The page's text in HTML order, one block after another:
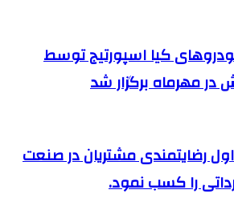
کیا اسپورتیج توسط
مهرماه برگزار شد
رضایتمندی مشتریان در صنعت
را کسب نمود.